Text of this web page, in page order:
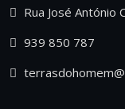
Rua José António
939 850 787